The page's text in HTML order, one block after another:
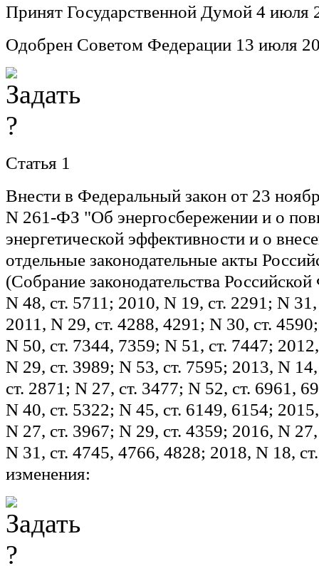
Принят Государственной Думой 4 июля
Одобрен Советом Федерации 13 июля
Статья 1
Внести в Федеральный закон от 23
N 261-ФЗ "Об энергосбережении и о
энергетической эффективности и о
отдельные законодательные акты
(Собрание законодательства
N 48, ст. 5711; 2010, N 19, ст. 2291; N
2011, N 29, ст. 4288, 4291; N 30, ст.
N 50, ст. 7344, 7359; N 51, ст. 7447;
N 29, ст. 3989; N 53, ст. 7595; 2013, N
ст. 2871; N 27, ст. 3477; N 52, ст. 6961,
N 40, ст. 5322; N 45, ст. 6149, 6154;
N 27, ст. 3967; N 29, ст. 4359; 2016, N
N 31, ст. 4745, 4766, 4828; 2018, N 18,
изменения: